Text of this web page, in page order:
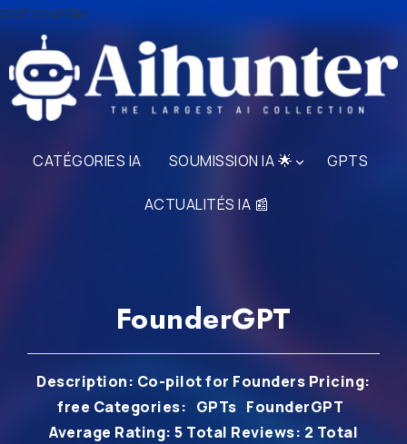
stat counter
CATÉGORIES IA SOUMISSION IA 🌟 GPTS
ACTUALITÉS IA 📰
FounderGPT
Description: Co-pilot for Founders Pricing:
free Categories: GPTs FounderGPT
Average Rating: 5 Total Reviews: 2 Total